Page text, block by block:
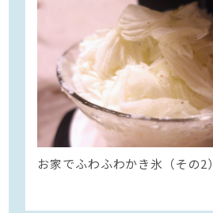
お家でふわふわかき氷（その2）